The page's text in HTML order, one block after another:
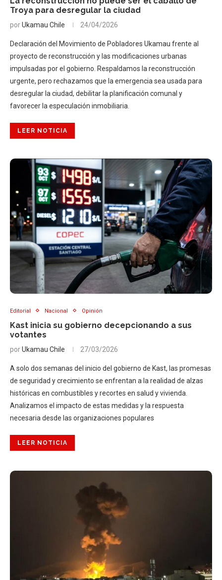
Troya para desregular la ciudad
porUkamau Chile 24/04/2026
Declaración del Movimiento de Pobladores Ukamau frente al
proyecto de reconstrucción y las modificaciones urbanas
impulsadas por el gobierno. Respaldamos la reconstrucción
urgente, pero rechazamos que la emergencia sea usada para
desregular la ciudad, debilitar la planificación comunal y
favorecer la especulación inmobiliaria.
LEER NOTICIA
Editorial Nacional Opinión
Kast inicia su gobierno decepcionando a sus
votantes
porUkamau Chile 27/03/2026
A solo dos semanas del inicio del gobierno de Kast, las promesas
de seguridad y crecimiento se enfrentan a la realidad de alzas
históricas en combustibles y recortes en salud y vivienda.
Analizamos el impacto de estas medidas y la respuesta
necesaria desde las organizaciones populares
LEER NOTICIA